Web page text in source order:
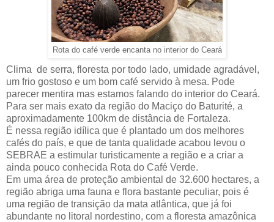
Rota do café verde encanta no interior do Ceará
Clima de serra, floresta por todo lado, umidade agradável,
um frio gostoso e um bom café servido à mesa. Pode
parecer mentira mas estamos falando do interior do Ceará.
Para ser mais exato da região do Maciço do Baturité, a
aproximadamente 100km de distância de Fortaleza.
É nessa região idílica que é plantado um dos melhores
cafés do país, e que de tanta qualidade acabou levou o
SEBRAE a estimular turisticamente a região e a criar a
ainda pouco conhecida Rota do Café Verde.
Em uma área de proteção ambiental de 32.600 hectares, a
região abriga uma fauna e flora bastante peculiar, pois é
uma região de transição da mata atlântica, que já foi
abundante no litoral nordestino, com a floresta amazônica